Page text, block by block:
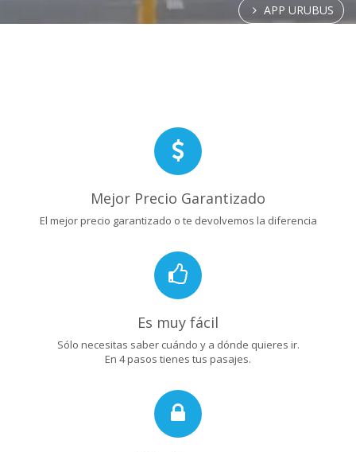
APP URUBUS
Mejor Precio Garantizado
El mejor precio garantizado o te devolvemos la diferencia
Es muy fácil
Sólo necesitas saber cuándo y a dónde quieres ir.
En 4 pasos tienes tus pasajes.